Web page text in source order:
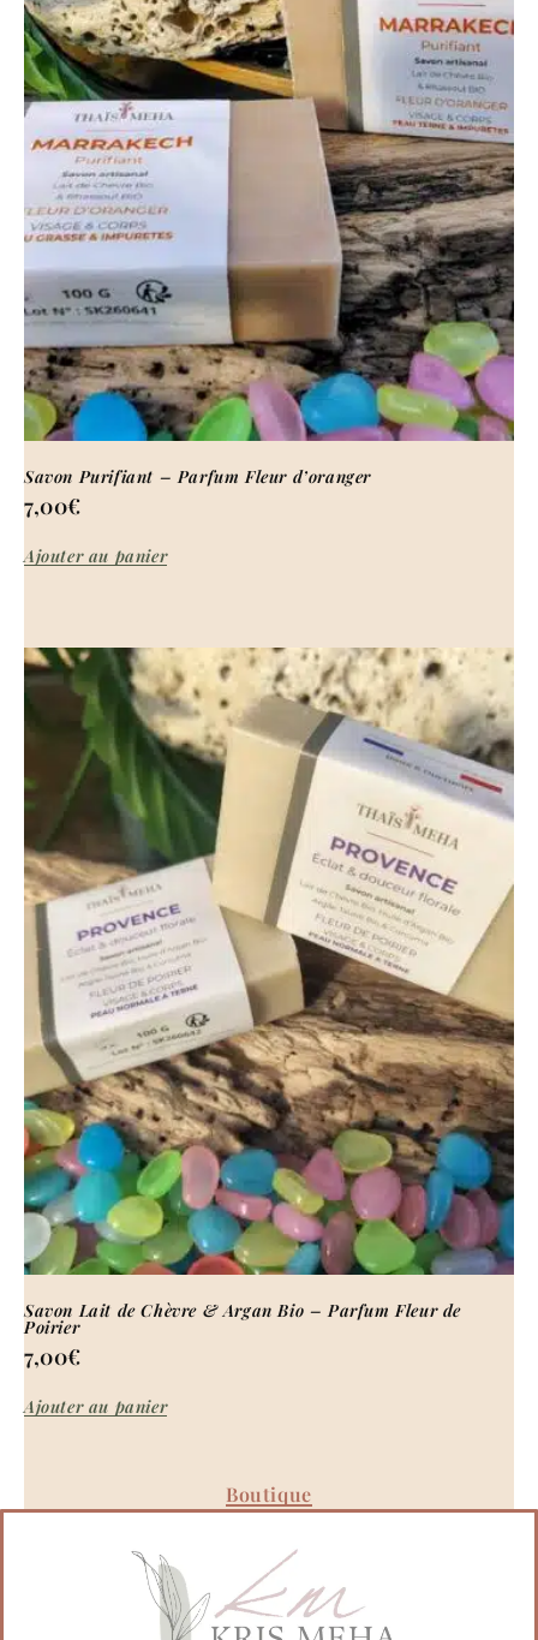
Savon Purifiant – Parfum Fleur d’oranger
7,00€
Ajouter au panier
Savon Lait de Chèvre & Argan Bio – Parfum Fleur de
Poirier
7,00€
Ajouter au panier
Boutique